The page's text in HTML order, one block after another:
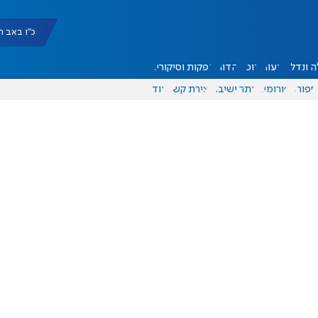
כ"ו באב
ונדל"ן דעות אוכל יהדות הפקות וסיקורים
ספורט פורומים אתר ישיבה יצירת קשר עוד